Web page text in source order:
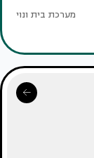
מערכת בית ונוי